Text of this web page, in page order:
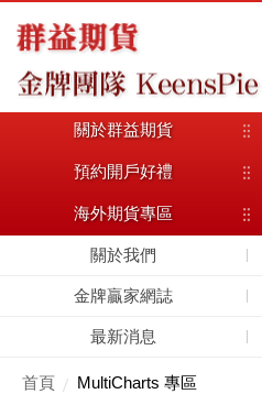
關於群益期貨
預約開戶好禮
海外期貨專區
關於我們
金牌贏家網誌
最新消息
首頁 MultiCharts 專區